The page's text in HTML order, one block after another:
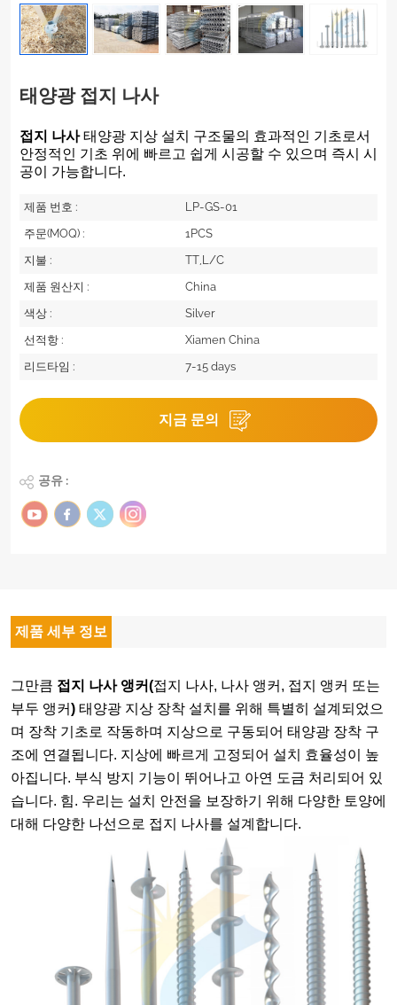
태양광 접지 나사
접지 나사태양광 지상 설치 구조물의 효과적인 기초로서
안정적인 기초 위에 빠르고 쉽게 시공할 수 있으며 즉시 시
공이 가능합니다.
제품 번호 :
LP-GS-01
주문(MOQ) :
1PCS
지불 :
TT,L/C
제품 원산지 :
China
색상 :
Silver
선적항 :
Xiamen China
리드타임 :
7-15 days
지금 문의
공유 :
제품 세부 정보
그만큼 접지 나사 앵커(접지 나사, 나사 앵커, 접지 앵커 또는
부두 앵커) 태양광 지상 장착 설치를 위해 특별히 설계되었으
며 장착 기초로 작동하며 지상으로 구동되어 태양광 장착 구
조에 연결됩니다. 지상에 빠르게 고정되어 설치 효율성이 높
아집니다. 부식 방지 기능이 뛰어나고 아연 도금 처리되어 있
습니다. 힘. 우리는 설치 안전을 보장하기 위해 다양한 토양에
대해 다양한 나선으로 접지 나사를 설계합니다.